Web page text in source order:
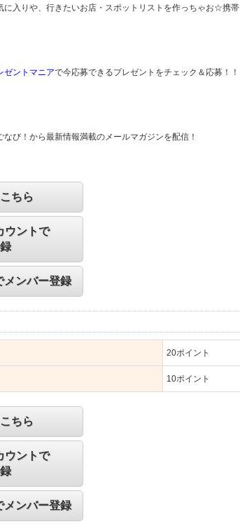
入りや、行きたいお店・スポットリストを作っちゃお☆携帯
ゼントマニアで今応募できるプレゼントをチェック＆応募！！
び！から最新情報満載のメールマガジンを配信！
ちら
ウントで
メンバー登録
20ポイント
10ポイント
ちら
ウントで
メンバー登録